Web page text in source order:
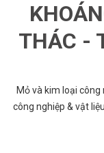
THÁC -
Mỏ và kim loại
công nghiệp & vật